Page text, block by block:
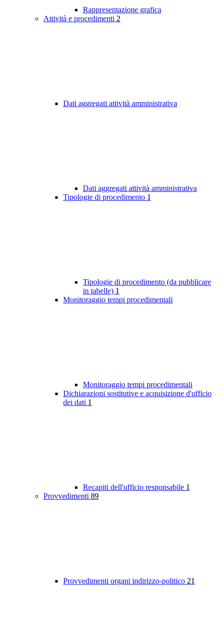
Rappresentazione grafica
Attività e procedimenti 2
Dati aggregati attività amministrativa
Dati aggregati attività amministrativa
Tipologie di procedimento 1
Tipologie di procedimento (da pubblicare
in tabelle) 1
Monitoraggio tempi procedimentali
Monitoraggio tempi procedimentali
Dichiarazioni sostitutive e acquisizione d'ufficio
dei dati 1
Recapiti dell'ufficio responsabile 1
Provvedimenti 89
Provvedimenti organi indirizzo-politico 21